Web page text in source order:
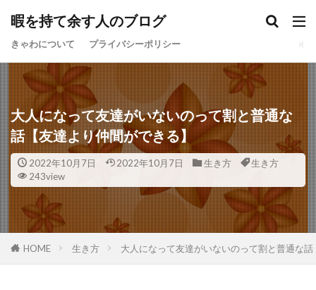
暇を持て余す人のブログ
きゃわについて プライバシーポリシー
大人になって友達がいないのって割と普通な
話【友達より仲間ができる】
2022年10月7日 2022年10月7日 生き方
生き方
243view
HOME 生き方 大人になって友達がいないのって割と普通な